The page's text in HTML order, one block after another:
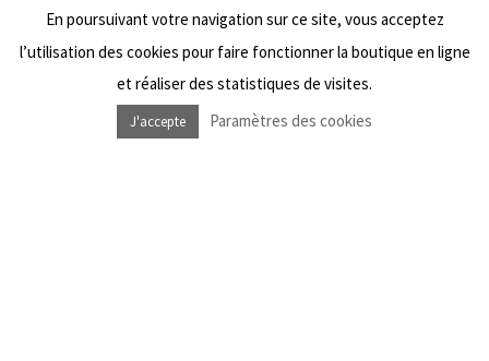
NOUS SUIVRE
Facebook Dub Livity Shop
En poursuivant votre navigation sur ce site, vous acceptez
l’utilisation des cookies pour faire fonctionner la boutique en ligne
et réaliser des statistiques de visites.
J'accepte Paramètres des cookies